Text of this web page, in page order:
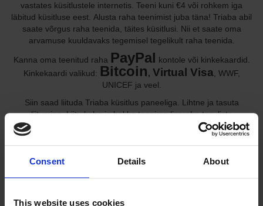
Consent Details About
This website uses cookies
vastates küsitlustele internetis. Teeni kuni €4 või rohkem iga
läbitud küsitluse eest. Alusta raha teenimist juba täna! Triaba abil
saate võrgus raha teenida, täites küsitlusi. Nii et saate oma
arvamuse kuuldavaks tegemisel tegelikult raha teenida.
Kanna oma teenitud raha PayPal kontole või kinkekaardid.
Kinkekaardi valikud: Bitcoin, Virtual Visa, WWF,
UNICEF ja veel.
Siin saad liituda Triaba küsitlus paneeliga. Lihtne ja tasuta
liitumine. Liitu kohe ja hakka teenima lisaraha tasuliste
Tasuliste veebiuuringute kaudu Eesti! Internetiküsitlused – üks
teenimiseks vaid ka oma arvamuse avaldamiseks.
Me hoolime su eraelu puutumatusest: